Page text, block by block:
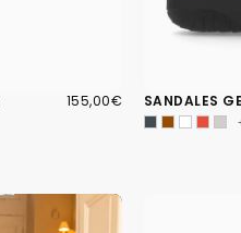
155,00€
PRIX
155,00€ SANDALES